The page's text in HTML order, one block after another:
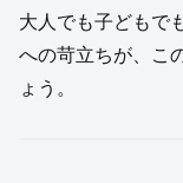
大人でも子どもで
への苛立ちが、こ
ょう。